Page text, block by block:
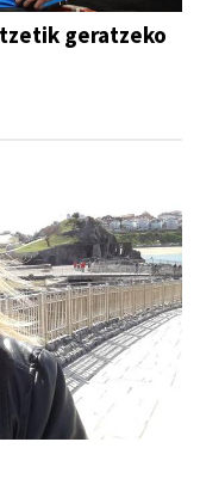
geratzeko